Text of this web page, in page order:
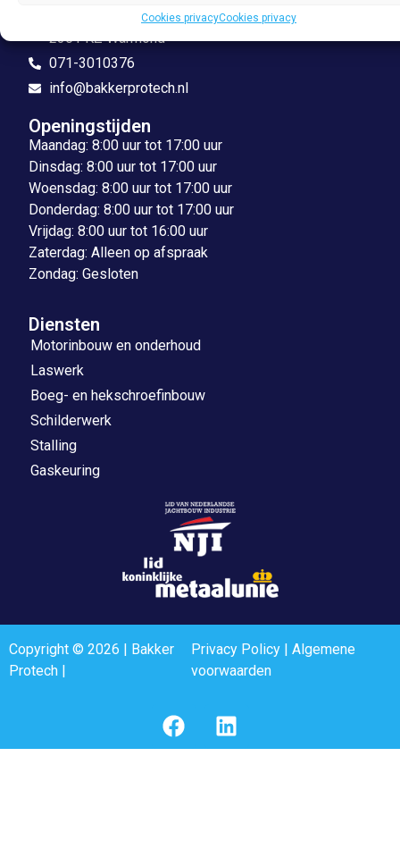
Cookies privacyCookies privacy
2361 KZ Warmond
071-3010376
info@bakkerprotech.nl
Openingstijden
Maandag: 8:00 uur tot 17:00 uur
Dinsdag: 8:00 uur tot 17:00 uur
Woensdag: 8:00 uur tot 17:00 uur
Donderdag: 8:00 uur tot 17:00 uur
Vrijdag: 8:00 uur tot 16:00 uur
Zaterdag: Alleen op afspraak
Zondag: Gesloten
Diensten
Motorinbouw en onderhoud
Laswerk
Boeg- en hekschroefinbouw
Schilderwerk
Stalling
Gaskeuring
Copyright © 2026 | Bakker
Protech |
Privacy Policy| Algemene
voorwaarden